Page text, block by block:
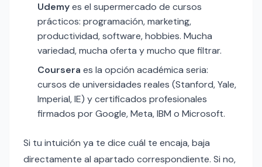
Udemyes el supermercado de cursos
prácticos: programación, marketing,
productividad, software, hobbies. Mucha
variedad, mucha oferta y mucho que filtrar.
Coursera es la opción académica seria:
cursos de universidades reales (Stanford, Yale,
Imperial, IE) y certificados profesionales
firmados por Google, Meta, IBM o Microsoft.
Si tu intuición ya te dice cuál te encaja, baja
directamente al apartado correspondiente. Si no,